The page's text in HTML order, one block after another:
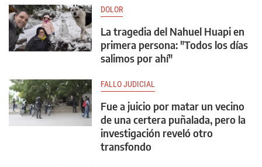
DOLOR
La tragedia del Nahuel Huapi en
primera persona: "Todos los días
salimos por ahí"
FALLO JUDICIAL
Fue a juicio por matar un vecino
de una certera puñalada, pero la
investigación reveló otro
transfondo